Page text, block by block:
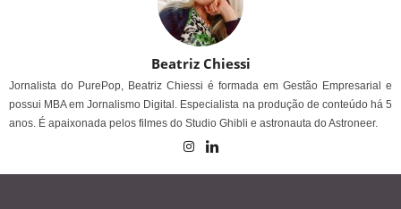
Beatriz Chiessi
Jornalista do PurePop, Beatriz Chiessi é formada em Gestão Empresarial e
possui MBA em Jornalismo Digital. Especialista na produção de conteúdo há 5
anos. É apaixonada pelos filmes do Studio Ghibli e astronauta do Astroneer.